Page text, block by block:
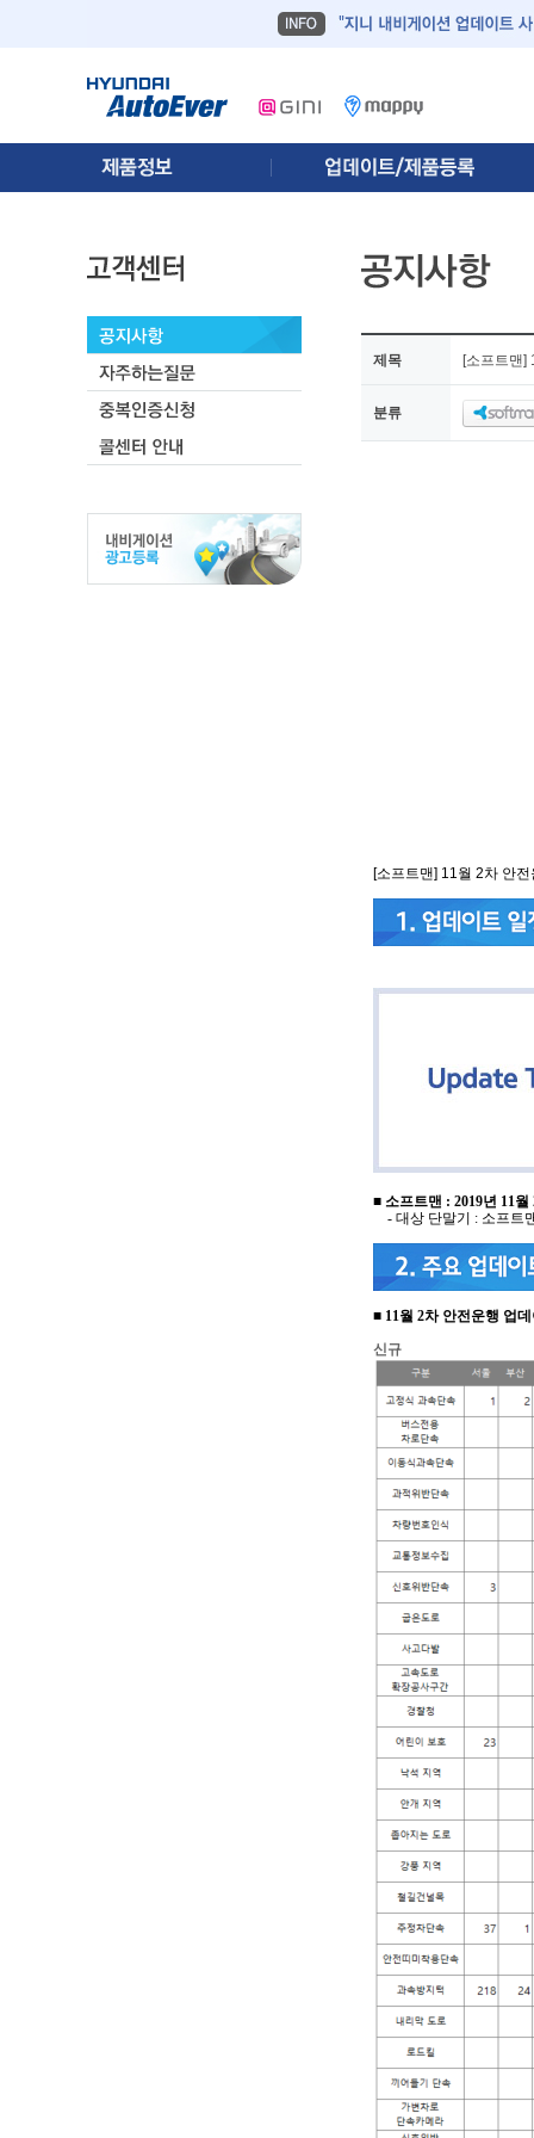
제목 [소프트맨]
분류
[소프트맨] 11월 2차 안
■ 소프트맨 : 2019년 11월
- 대상 단말기 : 소프트
■ 11월 2차 안전운행 업
신규